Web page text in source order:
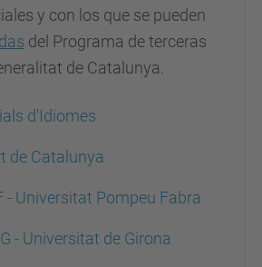
y con los que se pueden
del Programa de terceras
de Catalunya.
d'Idiomes
de Catalunya
- Universitat Pompeu Fabra
- Universitat de Girona